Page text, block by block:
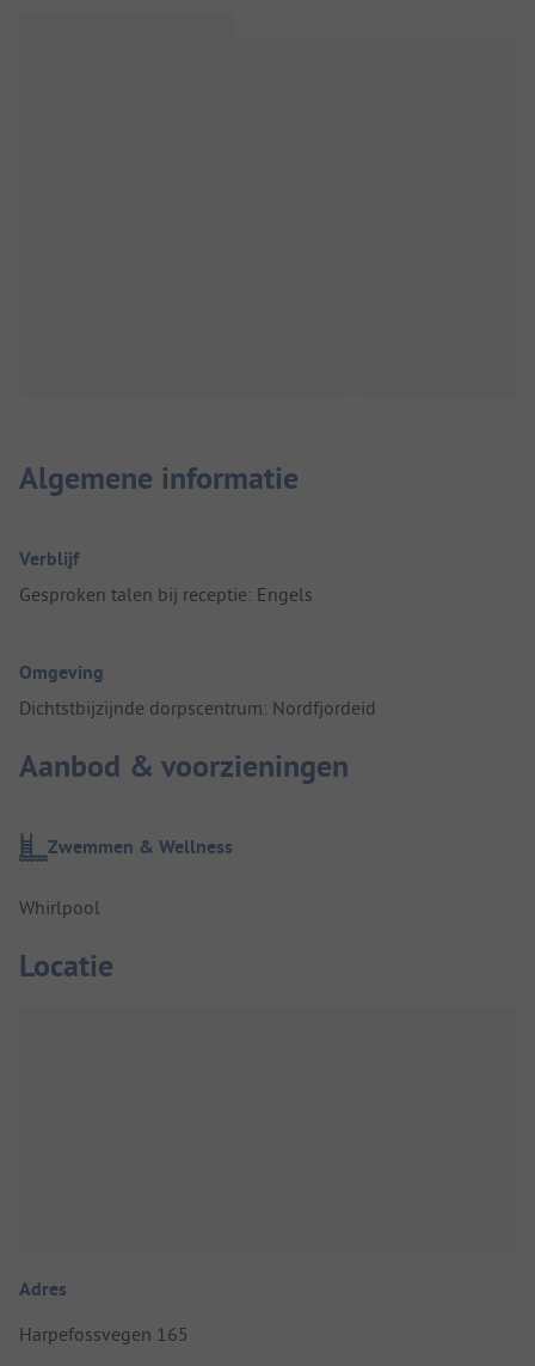
Algemene informatie
Verblijf
Gesproken talen bij receptie: Engels
Omgeving
Dichtstbijzijnde dorpscentrum: Nordfjordeid
Aanbod & voorzieningen
Zwemmen & Wellness
Whirlpool
Locatie
Adres
Harpefossvegen 165